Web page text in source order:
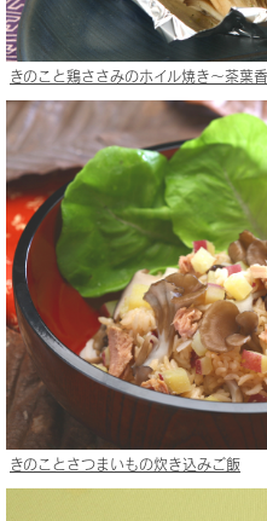
きのこと鶏ささみのホイル焼き〜茶葉
きのことさつまいもの炊き込みご飯